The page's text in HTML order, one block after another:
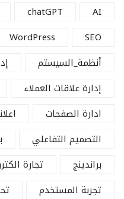
AI
chatGPT
SEO
WordPress
أنظمة_السيستم
إدارة علاقات العملاء
ادارة الصفحات
التصميم التفاعلي
براندينج
تجارة
تجربة المستخدم